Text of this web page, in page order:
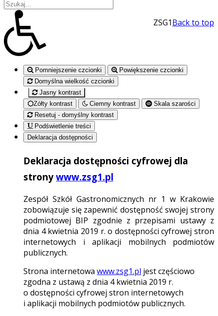
Back to top
ZSG1
Pomniejszenie czcionki
Powiększenie czcionki
Domyślna wielkość czcionki
Jasny kontrast
Zółty kontrast
Ciemny kontrast
Skala szarości
Resetuj - domyślny kontrast
Podświetlenie treści
Deklaracja dostępności
Deklaracja dostępności cyfrowej dla
strony www.zsg1.pl
Zespół Szkół Gastronomicznych nr 1 w Krakowie
zobowiązuje się zapewnić dostępność swojej strony
podmiotowej BIP zgodnie z przepisami ustawy z
dnia 4 kwietnia 2019 r. o dostępności cyfrowej stron
internetowych i aplikacji mobilnych podmiotów
publicznych.
Strona internetowa www.zsg1.pl jest częściowo
zgodna z ustawą z dnia 4 kwietnia 2019 r.
o dostępności cyfrowej stron internetowych
i aplikacji mobilnych podmiotów publicznych.